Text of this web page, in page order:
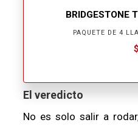
BRIDGESTONE
PAQUETE DE 4
$
El veredicto
No es solo salir a